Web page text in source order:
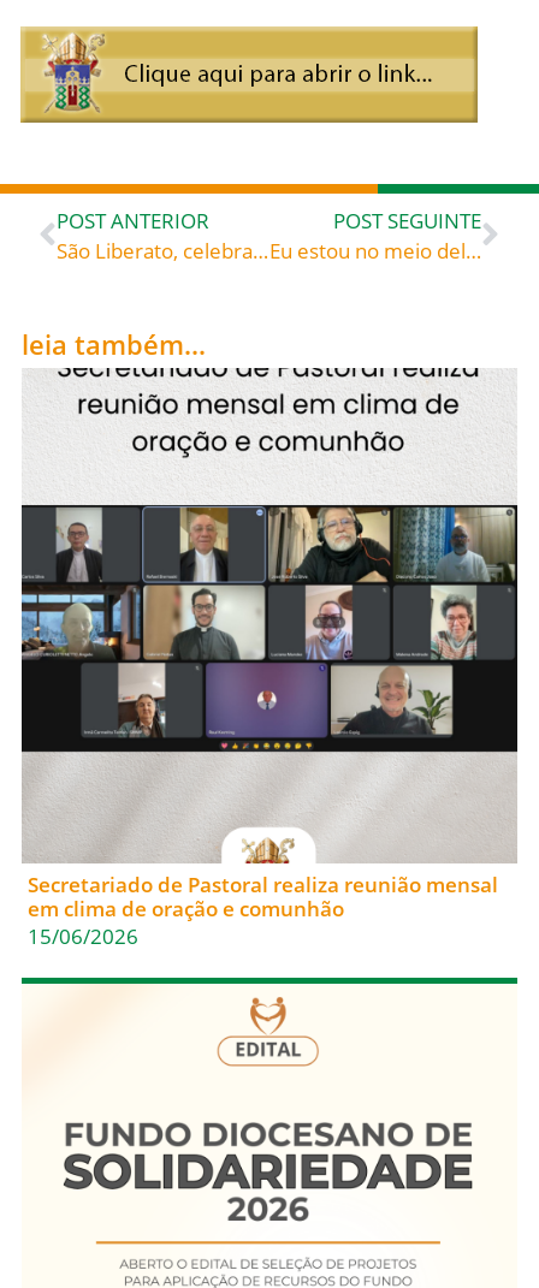
POST ANTERIOR
São Liberato, celebrado hoje, 06, roga por todos nós!
POST SEGUINTE
Eu estou no meio deles» – São João Crisóstomo (c. 345-407), presbítero de Antioquia, bispo de Constantinopla, doutor da Igreja
leia também...
Secretariado de Pastoral realiza reunião mensal
em clima de oração e comunhão
15/06/2026